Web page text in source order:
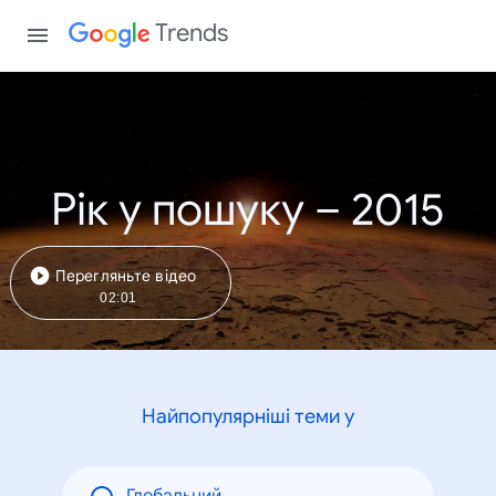
Trends
Рік у пошуку – 2015
Перегляньте відео
02:01
Найпопулярніші теми у